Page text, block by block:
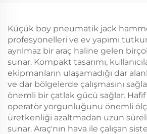
Küçük boy pneumatik jack
profesyonelleri ve ev yapımı
ayrılmaz bir araç haline gelen
sunar. Kompakt tasarımı,
ekipmanların ulaşamadığı dar
ve dar bölgelerde çalışmasını
önemli bir çatlak gücü sağlar. Hafif
operatör yorgunluğunu önemli
üretkenliği azaltmadan uzun
sunar. Araç'nın hava ile çalışan